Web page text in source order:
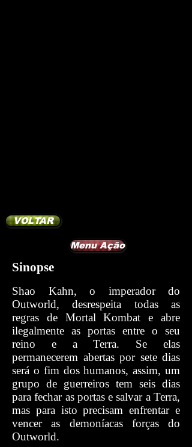
VOLTAR
Menu Ação
Sinopse
Shao Kahn, o imperador do
Outworld, desrespeita todas as
regras de Mortal Kombat e abre
ilegalmente as portas entre o seu
reino e a Terra. Se elas
permanecerem abertas por sete dias
será o fim dos humanos, assim, um
grupo de guerreiros tem seis dias
para fechar as portas e salvar a Terra,
mas para isto precisam enfrentar e
vencer as demoníacas forças do
Outworld.